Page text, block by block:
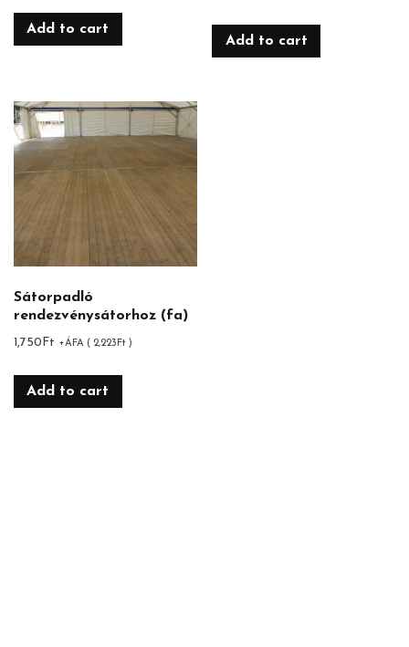
Add to cart
Add to cart
Sátorpadló
rendezvénysátorhoz (fa)
1,750 Ft +ÁFA ( 2,223 Ft )
Add to cart